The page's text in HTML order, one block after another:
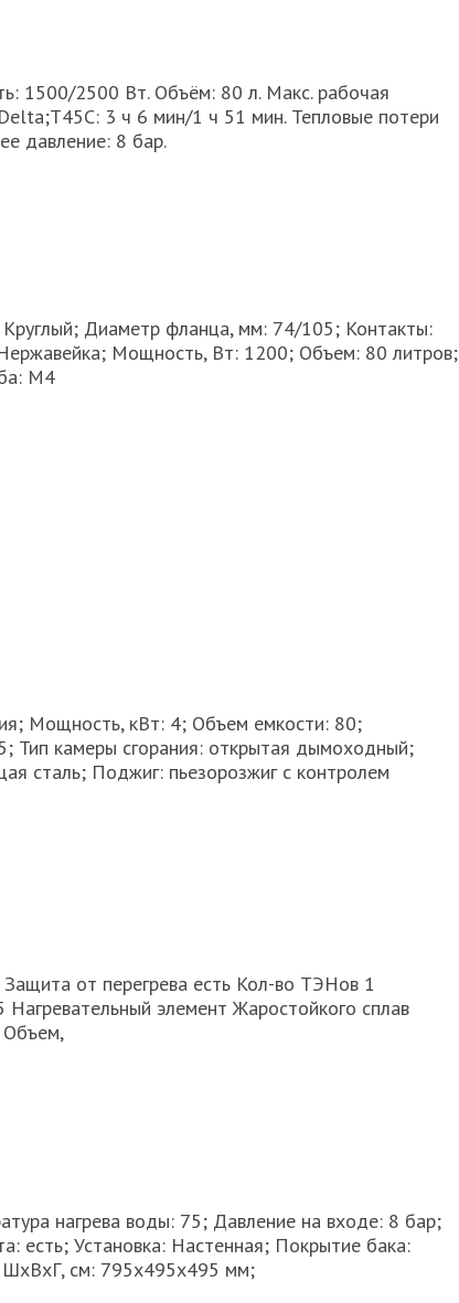
1500/2500 Вт. Объём: 80 л. Макс. рабочая
3 ч 6 мин/1 ч 51 мин. Тепловые потери
давление: 8 бар.
Диаметр фланца, мм: 74/105; Контакты:
Мощность, Вт: 1200; Объем: 80 литров;
M4
Мощность, кВт: 4; Объем емкости: 80;
Тип камеры сгорания: открытая дымоходный;
сталь; Поджиг: пьезорозжиг с контролем
от перегрева есть Кол-во ТЭНов 1
элемент Жаростойкого сплав
нагрева воды: 75; Давление на входе: 8 бар;
есть; Установка: Настенная; Покрытие бака:
ШхВхГ, см: 795х495х495 мм;